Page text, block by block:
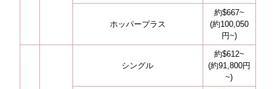
ホッパープラス
約$667~
(約100,050
円~)
シングル
約$612~
(約91,800円
~)